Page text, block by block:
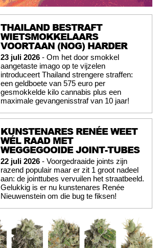
THAILAND BESTRAFT
WIETSMOKKELAARS
VOORTAAN (NOG) HARDER
23 juli 2026 - Om het door smokkel
aangetaste imago op te vijzelen
introduceert Thailand strengere straffen:
een geldboete van 575 euro per
gesmokkelde kilo cannabis plus een
maximale gevangenisstraf van 10 jaar!
KUNSTENARES RENÉE WEET
WÉL RAAD MET
WEGGEGOOIDE JOINT-TUBES
22 juli 2026 - Voorgedraaide joints zijn
razend populair maar er zit 1 groot nadeel
aan: de jointtubes vervuilen het straatbeeld.
Gelukkig is er nu kunstenares Renée
Nieuwenstein om die bug te fiksen!